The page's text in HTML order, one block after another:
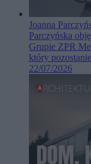
Joanna
Parczyńska
Grupie ZPR
który
22/07/2026